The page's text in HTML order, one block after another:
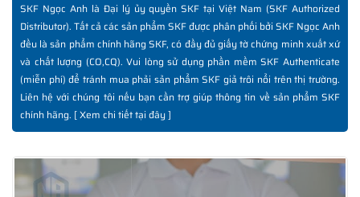
SKF Ngọc Anh là Đại lý ủy quyền SKF tại Việt Nam (SKF Authorized
Distributor). Tất cả các sản phẩm SKF được phân phối bởi SKF Ngọc Anh
đều là sản phẩm chính hãng SKF, có đầy đủ giấy tờ chứng minh xuất xứ
và chất lượng (CO,CQ). Vui lòng sử dụng phần mềm SKF Authenticate
(miễn phí) để tránh mua phải sản phẩm SKF giả trôi nổi trên thị trường.
Liên hệ với chúng tôi nếu bạn cần trợ giúp thông tin về sản phẩm SKF
chính hãng. [Xem chi tiết tại đây]